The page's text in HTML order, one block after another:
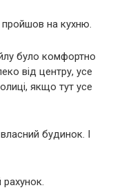
на кухню.
було комфортно
від центру, усе
якщо тут усе
будинок. І
рахунок.